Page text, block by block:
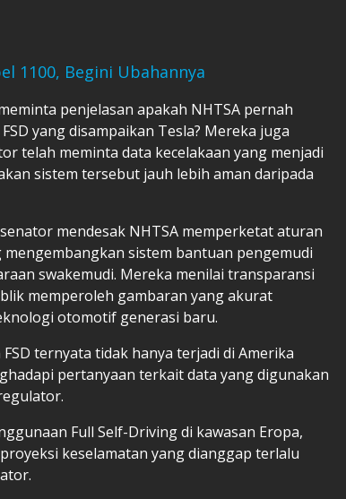
1100, Begini Ubahannya
penjelasan apakah NHTSA pernah
yang disampaikan Tesla? Mereka juga
telah meminta data kecelakaan yang menjadi
sistem tersebut jauh lebih aman daripada
mendesak NHTSA memperketat aturan
sistem bantuan pengemudi
swakemudi. Mereka menilai transparansi
memperoleh gambaran yang akurat
otomotif generasi baru.
ternyata tidak hanya terjadi di Amerika
pertanyaan terkait data yang digunakan
Full Self-Driving di kawasan Eropa,
keselamatan yang dianggap terlalu